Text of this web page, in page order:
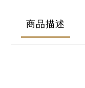
商品描述